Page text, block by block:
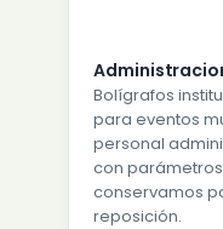
Bolígrafos
para eventos
personal
con
conservamos
reposición.